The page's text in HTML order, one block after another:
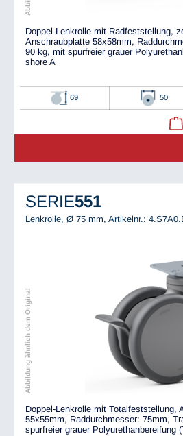
Doppel-Lenkrolle mit Radfeststellung,
Anschraubplatte 58x58mm,
90 kg, mit spurfreier grauer
shore A
69 50
SERIE551
Lenkrolle, Ø 75 mm, Artikelnr.:
Abbildung ähnlich dem Original
Doppel-Lenkrolle mit Totalfeststellung,
55x55mm, Raddurchmesser: 75mm,
spurfreier grauer Polyurethanbereifung